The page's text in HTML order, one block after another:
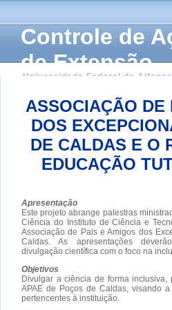
Controle de
de Extensão
Universidade Federal de Alfenas
ASSOCIAÇÃO DE
DOS
DE CALDAS E O
EDUCAÇÃO
Apresentação
Este projeto abrange palestras
Ciência do Instituto de Ciência e
Associação de Pais e Amigos dos
Caldas. As apresentações
divulgação científica com o foco na
Objetivos
Divulgar a ciência de forma
APAE de Poços de Caldas, visando
pertencentes à instituição.